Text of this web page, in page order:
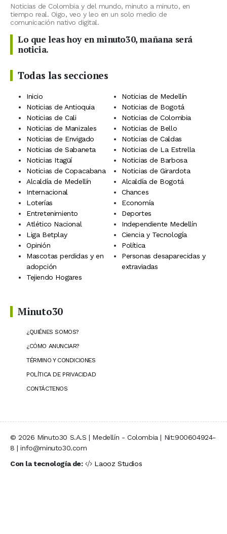
Noticias de Colombia y del mundo, minuto a minuto, en
tiempo real. Oigo, veo y leo en un solo medio de
comunicación nativo digital.
Lo que leas hoy en minuto30, mañana será
noticia.
Todas las secciones
Inicio
Noticias de Medellín
Noticias de Antioquia
Noticias de Bogotá
Noticias de Cali
Noticias de Colombia
Noticias de Manizales
Noticias de Bello
Noticias de Envigado
Noticias de Caldas
Noticias de Sabaneta
Noticias de La Estrella
Noticias Itagüí
Noticias de Barbosa
Noticias de Copacabana
Noticias de Girardota
Alcaldía de Medellín
Alcaldía de Bogotá
Internacional
Chances
Loterías
Economía
Entretenimiento
Deportes
Atlético Nacional
Independiente Medellín
Liga Betplay
Ciencia y Tecnología
Opinión
Política
Mascotas perdidas y en
adopción
Personas desaparecidas y
extraviadas
Tejiendo Hogares
Minuto30
¿QUIÉNES SOMOS?
¿CÓMO ANUNCIAR?
TÉRMINO Y CONDICIONES
POLÍTICA DE PRIVACIDAD
CONTÁCTENOS
© 2026 Minuto30 S.A.S | Medellín - Colombia | Nit:900604924-
8 | info@minuto30.com
Con la tecnología de:
Laooz Studios